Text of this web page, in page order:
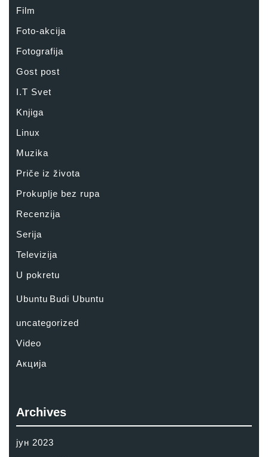
Film
Foto-akcija
Fotografija
Gost post
I.T Svet
Knjiga
Linux
Muzika
Priče iz života
Prokuplje bez rupa
Recenzija
Serija
Televizija
U pokretu
Ubuntu Budi Ubuntu
uncategorized
Video
Акција
Archives
јун 2023